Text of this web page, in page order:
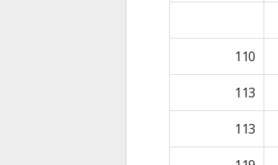
110
113
113